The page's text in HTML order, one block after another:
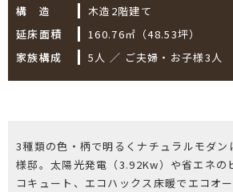
構 造
木造2階建て
延床面積
160.76㎡（48.53坪）
家族構成
5人 ／ ご夫婦・お子様3人
3種類の色・柄で明るくナチュラルモダ
様邸。太陽光発電（3.92Kw）や省エネの
コキュート、エコハックス床暖でエコオー